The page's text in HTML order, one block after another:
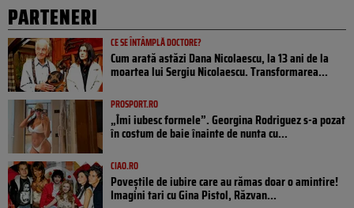
PARTENERI
CE SE ÎNTÂMPLĂ DOCTORE?
Cum arată astăzi Dana Nicolaescu, la 13 ani de la
moartea lui Sergiu Nicolaescu. Transformarea...
PROSPORT.RO
„Îmi iubesc formele”. Georgina Rodriguez s-a pozat
în costum de baie înainte de nunta cu...
CIAO.RO
Poveştile de iubire care au rămas doar o amintire!
Imagini tari cu Gina Pistol, Răzvan...